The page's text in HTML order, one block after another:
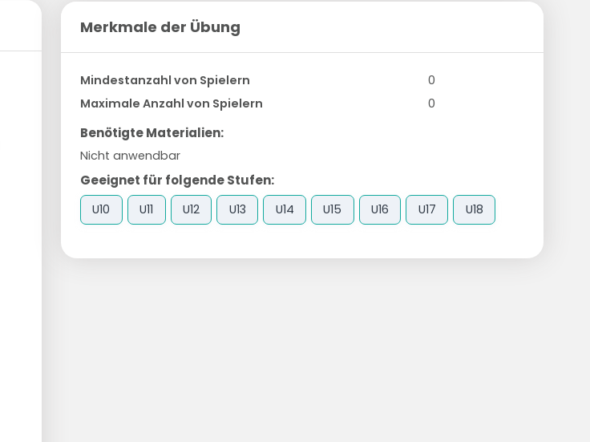
Merkmale der Übung
Mindestanzahl von Spielern
0
Maximale Anzahl von Spielern
0
Benötigte Materialien:
Nicht anwendbar
Geeignet für folgende Stufen:
U10 U11 U12 U13 U14 U15 U16 U17 U18